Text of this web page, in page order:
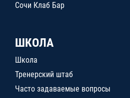
Сочи Клаб Бар
ШКОЛА
Школа
Тренерский штаб
Часто задаваемые вопросы